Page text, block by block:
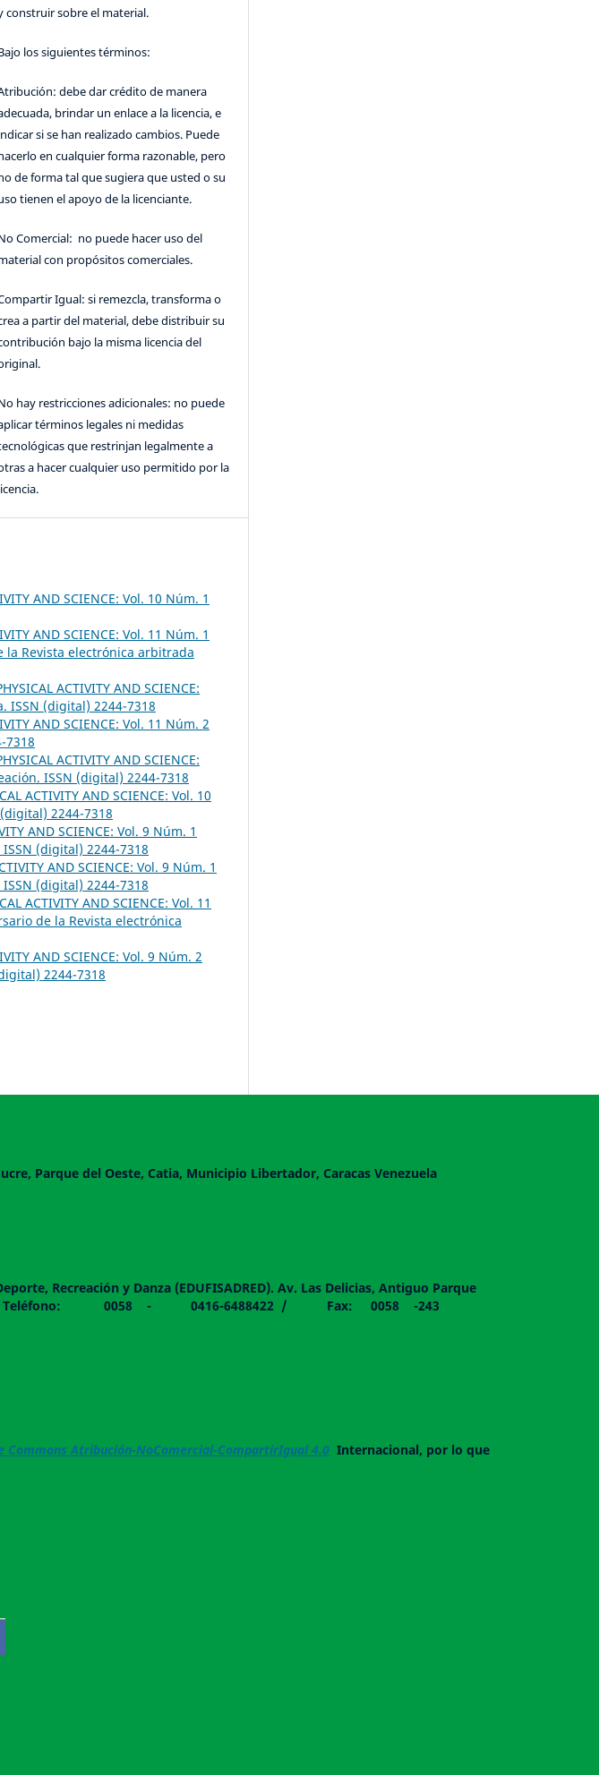
construir sobre el material.
los siguientes términos:
debe dar crédito de manera
brindar un enlace a la licencia, e
si se han realizado cambios. Puede
en cualquier forma razonable, pero
de forma tal que sugiera que usted o su
tienen el apoyo de la licenciante.
Comercial: no puede hacer uso del
con propósitos comerciales.
Igual: si remezcla, transforma o
a partir del material, debe distribuir su
bajo la misma licencia del
hay restricciones adicionales: no puede
términos legales ni medidas
que restrinjan legalmente a
a hacer cualquier uso permitido por la
AND SCIENCE: Vol. 10 Núm. 1
AND SCIENCE: Vol. 11 Núm. 1
la Revista electrónica arbitrada
ACTIVITY AND SCIENCE:
ISSN (digital) 2244-7318
AND SCIENCE: Vol. 11 Núm. 2
7318
ACTIVITY AND SCIENCE:
ISSN (digital) 2244-7318
ACTIVITY AND SCIENCE: Vol. 10
2244-7318
AND SCIENCE: Vol. 9 Núm. 1
(digital) 2244-7318
AND SCIENCE: Vol. 9 Núm. 1
(digital) 2244-7318
ACTIVITY AND SCIENCE: Vol. 11
de la Revista electrónica
AND SCIENCE: Vol. 9 Núm. 2
2244-7318
Parque del Oeste, Catia, Municipio Libertador, Caracas Venezuela
Recreación y Danza (EDUFISADRED). Av. Las Delicias, Antiguo Parque
Teléfono: 0058 - 0416-6488422 / Fax: 0058 -243
Commons Atribución-NoComercial-CompartirIgual 4.0 Internacional, por lo que